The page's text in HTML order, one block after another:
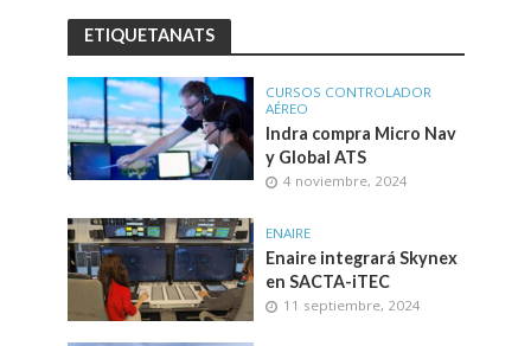
ETIQUETANATS
CURSOS CONTROLADOR
AÉREO
Indra compra Micro Nav
y Global ATS
4 noviembre, 2024
ENAIRE
Enaire integrará Skynex
en SACTA-iTEC
11 septiembre, 2024